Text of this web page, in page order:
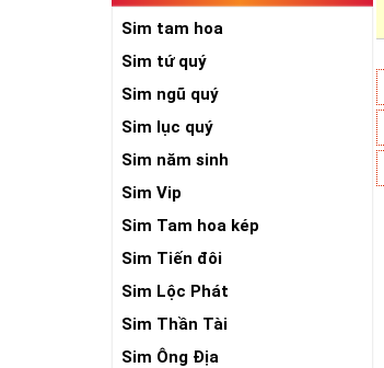
Sim tam hoa
Sim tứ quý
Sim ngũ quý
Sim lục quý
Sim năm sinh
Sim Vip
Sim Tam hoa kép
Sim Tiến đôi
Sim Lộc Phát
Sim Thần Tài
Sim Ông Địa